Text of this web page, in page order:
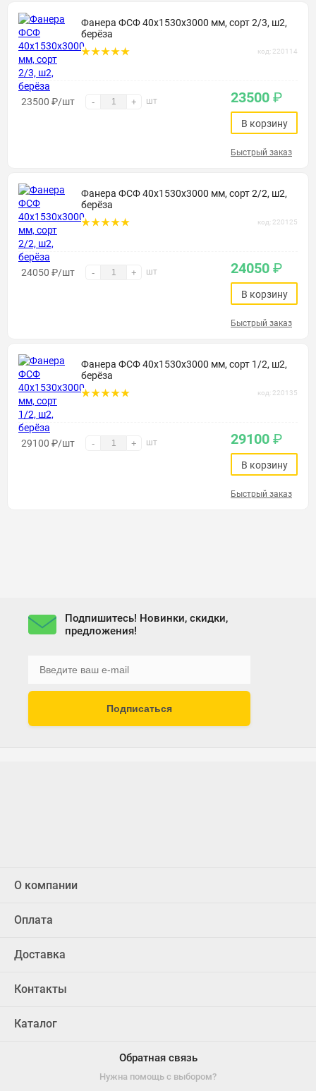
Фанера ФСФ 40х1530х3000 мм, сорт 2/3, ш2,
берёза
код: 220114
23500 ₽/шт - + шт 23500 ₽
В корзину
Быстрый заказ
Фанера ФСФ 40х1530х3000 мм, сорт 2/2, ш2,
берёза
код: 220125
24050 ₽/шт - + шт 24050 ₽
В корзину
Быстрый заказ
Фанера ФСФ 40х1530х3000 мм, сорт 1/2, ш2,
берёза
код: 220135
29100 ₽/шт - + шт 29100 ₽
В корзину
Быстрый заказ
Подпишитесь! Новинки, скидки,
предложения!
Подписаться
О компании
Оплата
Доставка
Контакты
Каталог
Обратная связь
Нужна помощь с выбором?